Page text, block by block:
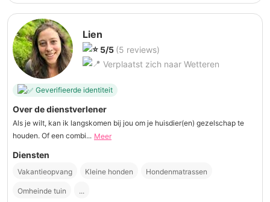
Lien
5/5 (5 reviews)
Verplaatst zich naar Wetteren
Geverifieerde identiteit
Over de dienstverlener
Als je wilt, kan ik langskomen bij jou om je huisdier(en) gezelschap te
houden. Of een combi... Meer
Diensten
Vakantieopvang Kleine honden Hondenmatrassen
Omheinde tuin ...